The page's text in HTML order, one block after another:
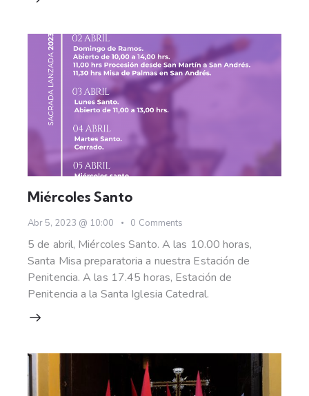
Miércoles Santo
Abr 5, 2023 @ 10:00 0 Comments
5 de abril, Miércoles Santo. A las 10.00 horas,
Santa Misa preparatoria a nuestra Estación de
Penitencia. A las 17.45 horas, Estación de
Penitencia a la Santa Iglesia Catedral.